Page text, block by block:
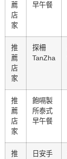
薦
店
家
早午餐
推
薦
店
家
探柵
TanZha
推
薦
店
家
飽嗝製
所泰式
早午餐
推
日安手